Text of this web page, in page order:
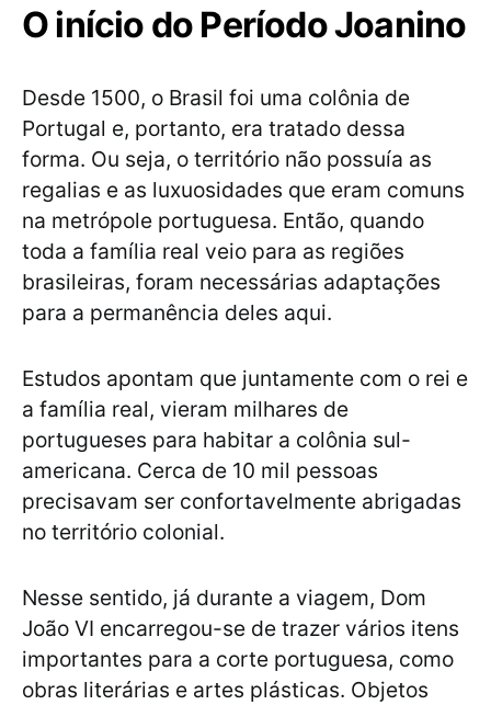
O início do Período Joanino
Desde 1500, o Brasil foi uma colônia de
Portugal e, portanto, era tratado dessa
forma. Ou seja, o território não possuía as
regalias e as luxuosidades que eram comuns
na metrópole portuguesa. Então, quando
toda a família real veio para as regiões
brasileiras, foram necessárias adaptações
para a permanência deles aqui.
Estudos apontam que juntamente com o rei e
a família real, vieram milhares de
portugueses para habitar a colônia sul-
americana. Cerca de 10 mil pessoas
precisavam ser confortavelmente abrigadas
no território colonial.
Nesse sentido, já durante a viagem, Dom
João VI encarregou-se de trazer vários itens
importantes para a corte portuguesa, como
obras literárias e artes plásticas. Objetos